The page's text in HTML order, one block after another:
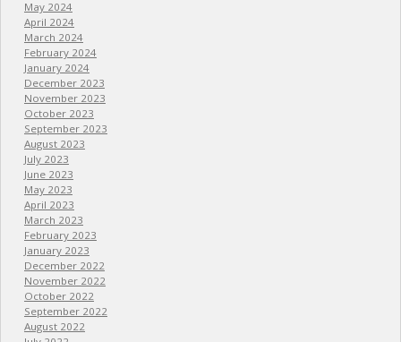
May 2024
April 2024
March 2024
February 2024
January 2024
December 2023
November 2023
October 2023
September 2023
August 2023
July 2023
June 2023
May 2023
April 2023
March 2023
February 2023
January 2023
December 2022
November 2022
October 2022
September 2022
August 2022